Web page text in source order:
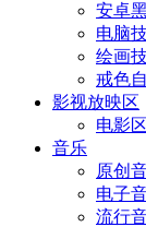
安卓
电脑
绘画
戒色
影视放映区
电影区
音乐
原创
电子
流行